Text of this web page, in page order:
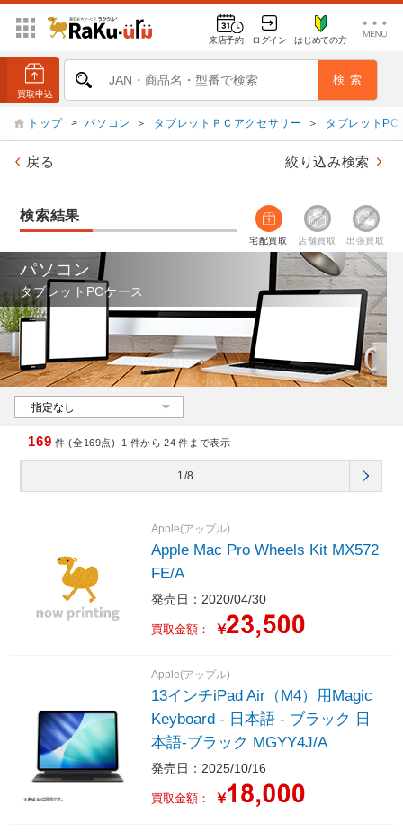
来店予約 ログイン はじめての方
トップ > パソコン ＞ タブレットＰＣアクセサリー ＞ タブレットPC
戻る 絞り込み検索
検索結果
宅配買取 店舗買取 出張買取
パソコン
タブレットPCケース
169 件 (全169点) 1 件から 24 件まで表示
1/8
Apple(アップル)
Apple Mac Pro Wheels Kit MX572
FE/A
発売日：2020/04/30
買取金額： ￥
Apple(アップル)
13インチiPad Air（M4）用Magic
Keyboard - 日本語 - ブラック 日
本語-ブラック MGYY4J/A
発売日：2025/10/16
買取金額： ￥